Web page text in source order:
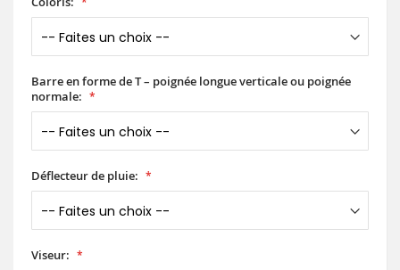
Barre en forme de T – poignée longue verticale ou poignée
normale:
Déflecteur de pluie:
Viseur: